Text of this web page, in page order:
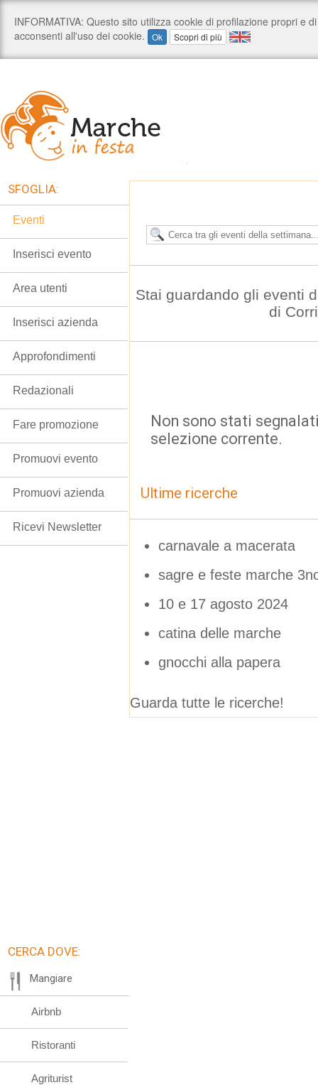
Stai guardando gli eventi
di
Non sono stati
selezione corrente.
Ultime ricerche
carnavale a macerata
sagre e feste marche
10 e 17 agosto 2024
catina delle marche
gnocchi alla papera
Guarda tutte le ricerche!
SFOGLIA:
Eventi
Inserisci evento
Area utenti
Inserisci azienda
Approfondimenti
Redazionali
Fare promozione
Promuovi evento
Promuovi azienda
Ricevi Newsletter
CERCA DOVE:
Mangiare
Airbnb
Ristoranti
Agriturist